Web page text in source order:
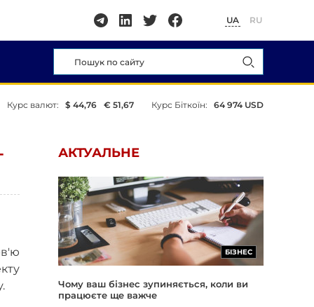
UA RU
Курс валют: $ 44,76 € 51,67 Курс Біткоїн: 64 974 USD
АКТУАЛЬНЕ
БІЗНЕС
Чому ваш бізнес зупиняється, коли ви
працюєте ще важче